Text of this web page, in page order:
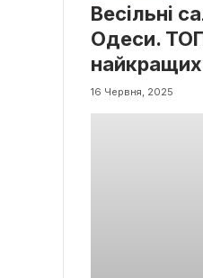
Весільні
Одеси.
найкращих
16 Червня, 2025